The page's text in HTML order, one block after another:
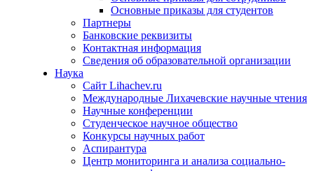
Основные приказы для студентов
Партнеры
Банковские реквизиты
Контактная информация
Сведения об образовательной организации
Наука
Сайт Lihachev.ru
Международные Лихачевские научные чтения
Научные конференции
Студенческое научное общество
Конкурсы научных работ
Аспирантура
Центр мониторинга и анализа социально-